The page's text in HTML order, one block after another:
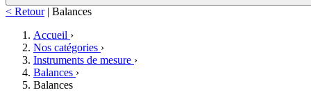
< Retour | Balances
Accueil ›
Nos catégories ›
Instruments de mesure ›
Balances ›
Balances